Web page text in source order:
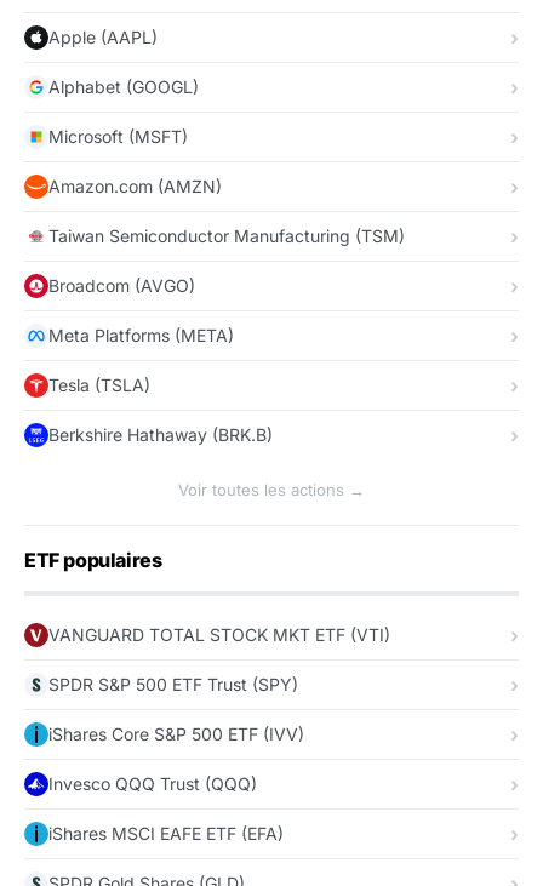
Apple (AAPL)
Alphabet (GOOGL)
Microsoft (MSFT)
Amazon.com (AMZN)
Taiwan Semiconductor Manufacturing (TSM)
Broadcom (AVGO)
Meta Platforms (META)
Tesla (TSLA)
Berkshire Hathaway (BRK.B)
Voir toutes les actions →
ETF populaires
VANGUARD TOTAL STOCK MKT ETF (VTI)
SPDR S&P 500 ETF Trust (SPY)
iShares Core S&P 500 ETF (IVV)
Invesco QQQ Trust (QQQ)
iShares MSCI EAFE ETF (EFA)